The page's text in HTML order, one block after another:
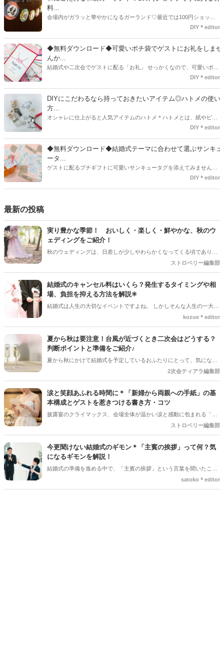
タグアイデア、探してみました♪
料...
会場内がガラッと華やかになるガーランド♡最近では100円ショップ
で既に完成された物が販売されていたり、ネット上でダウンロードし
す。ダウンロードしたデザインを印刷する紙をこだわるプレ花嫁さん
も・・・♡紙質や柄などでガラッと印象が変わりますよね♪
DIY＊editor
◆無料ダウンロード◆可愛いポチ袋でゲストにお礼をしませ
んか...
結婚式や二次会でゲストに配る「お礼」 せっかくなので、可愛いポチ
袋で用意しませんか？今回の記事では無料でダウンロードできるデザ
ください。いつもStrawberryを読んで頂いているプレ花嫁さんのお手
伝いが少しでも出来れば嬉しいです♡
DIY＊editor
DIYにこだわるなら持っておきたいアイテム◎ハトメの使い
方...
オシャレに仕上がると人気アイテムのハトメ＊ハトメとは、紙やビニ
ールなどに開けた穴につける金具のことでサイズが幅広く揃っていま
り、付けるものの素材や色にあわせて選ぶことができるんです♪*
DIY＊editor
◆無料ダウンロード◆結婚式テーマに合わせて選ぶサンキュ
ータ...
ゲストに配るプチギフトに可愛いサンキュータグを添えてみません
か？今回の記事では無料でダウンロードできる春婚にもピッタリなサ
DIY＊editor
最新の投稿
実り豊かな季節！ おいしく・楽しく・鮮やかな、秋のウ
ェディングをご紹介！
秋のウェディングは、日差しが少しやわらかくなってくる頃であり、
色々なことへの行動的がみなぎってくる季節。同時に、おいしいもの
クして準備を進めましょう♪
ストロベリー編集部
結婚式のキャンセル料はいくら？発生するタイミングや相
場、負担を抑える方法を解説✳︎
結婚式は人生の大切なイベントですよね。 しかしそんな人生の一大イ
ベントでも、やむを得ない事情で延期や中止、キャンセルを検討しな
ンセル料」です。 「いつからキャンセル料がかかるの？」「全額支払
わないといけないの？」と不安に思う方も多いでしょう。 この記事で
は、結婚式のキャンセル料が発生するタイミングや相場、負担を抑え
る方法についてわかりやすく解説します。
kozue＊editor
夏から秋は要注意！台風が近づくとき二次会はどうする？
判断ポイントと準備をご紹介♪
夏から秋にかけて結婚式を予定しているおふたりにとって、気になる
のが台風の影響。 結婚式は予定通り開催できそうだけど、「二次会は
むケースも少なくありません＊ 今回は、台風が近づいているときに二
次会を開催するか判断するポイントや、事前に準備しておきたいこと
をご紹介します＊
2次会ティアラ編集部
涙と笑顔あふれる時間に＊「新婦から両親への手紙」の基
本構成とゲストを惹きつける書き方・コツ
披露宴のクライマックス、会場全体が温かい涙と感動に包まれる「新
婦からご両親への手紙」。結婚式準備の終盤、「何から書き始めれば
レ花嫁さんは本当にたくさんいます。 育ててくれた家族への感謝を伝
える大切な場面だからこそ、心からの想いをまっすぐ届けたいですよ
ね。今回は、読みやすい手紙の基本構成から、ゲストがおいてけぼり
にならないための素敵な工夫まで、詳しくご紹介します◎
ストロベリー編集部
今更聞けない結婚式のギモン＊「主賓の挨拶」って何？気
になるギモンを解説！
結婚式の準備を進める中で、「主賓の挨拶」という言葉を聞いたこと
がある人は多いのではないでしょうか＊ですが、具体的に何をするの
satoko＊editor